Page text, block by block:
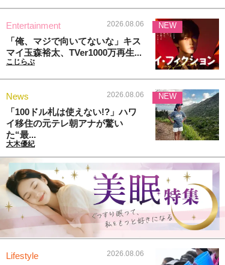
Entertainment 2026.08.06
「俺、マジで向いてないな」キス
マイ玉森裕太、TVer1000万再生...
こじらぶ
NEW
News 2026.08.06
「100ドル札は使えない!?」ハワ
イ移住の元テレ朝アナが驚い
た“最...
大木優紀
NEW
Lifestyle 2026.08.06